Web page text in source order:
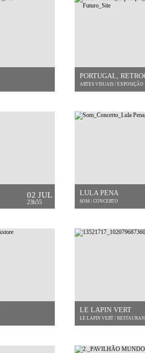
PORTUGAL,
ARTES VISUAIS / EXPOSIÇÃO
02 JUL
23h55
LULA PENA
SOM / CONCERTO
LE LAPIN VERT
LE LAPIN VERT /